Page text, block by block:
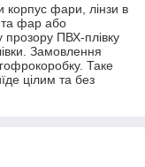
корпус фари, лінзи в
фар або
прозору ПВХ-плівку
Замовлення
Таке
цілим та без